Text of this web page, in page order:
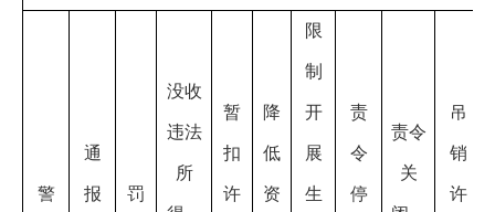
警
通
报 罚
没收
违法
所
暂
扣
许
降
低
资
限
制
开
展
生
责
令
停
责令
关
吊
销
许